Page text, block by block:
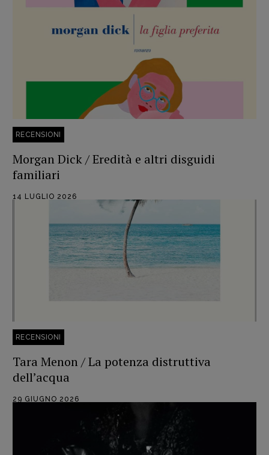
Archeologie del
presente
Opera prima
DOSSIER
12 dicembre
Blade Runner 40
Editoria
Intelligenza Artificiale
Maestri sommersi
Pasolini 1922-2022
Psichedelia
Scienza
Tornare a Ballard
Vampirismi
DIRETTRICE RESPONSABILE
Antonella Marrone
Giuseppe Costigliola
RECENSIONI
Morgan Dick / Eredità e altri disguidi
familiari
14 LUGLIO 2026
RECENSIONI
Tara Menon / La potenza distruttiva
dell’acqua
29 GIUGNO 2026